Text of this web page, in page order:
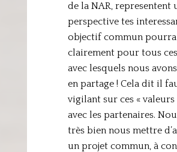
de la NAR, representent
perspective tes
objectif commun
clairement pour tous
avec lesquels nous
en partage ! Cela dit il
vigilant sur ces « valeurs
avec les partenaires.
très bien nous mettre
un projet commun, à